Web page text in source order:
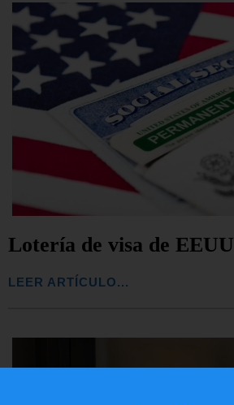
Lotería de visa de EEUU
LEER ARTÍCULO...